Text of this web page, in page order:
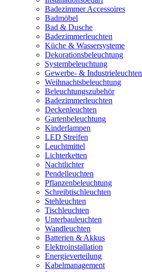
Badezimmer Accessoires
Badmöbel
Bad & Dusche
Badezimmerleuchten
Küche & Wassersysteme
Dekorationsbeleuchtung
Systembeleuchtung
Gewerbe- & Industrieleuchten
Weihnachtsbeleuchtung
Beleuchtungszubehör
Badezimmerleuchten
Deckenleuchten
Gartenbeleuchtung
Kinderlampen
LED Streifen
Leuchtmittel
Lichterketten
Nachtlichter
Pendelleuchten
Pflanzenbeleuchtung
Schreibtischleuchten
Stehleuchten
Tischleuchten
Unterbauleuchten
Wandleuchten
Batterien & Akkus
Elektroinstallation
Energieverteilung
Kabelmanagement